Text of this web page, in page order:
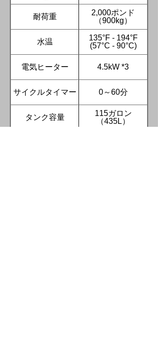
耐荷重
2,000ポンド
（900kg）
水温
135°F - 194°F
(57°C - 90°C)
電気ヒーター 4.5kW *3
サイクルタイマー 0～60分
タンク容量
115ガロン
（435L）